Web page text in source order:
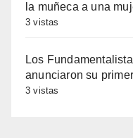
la muñeca a una
3 vistas
Los
anunciaron su
3 vistas